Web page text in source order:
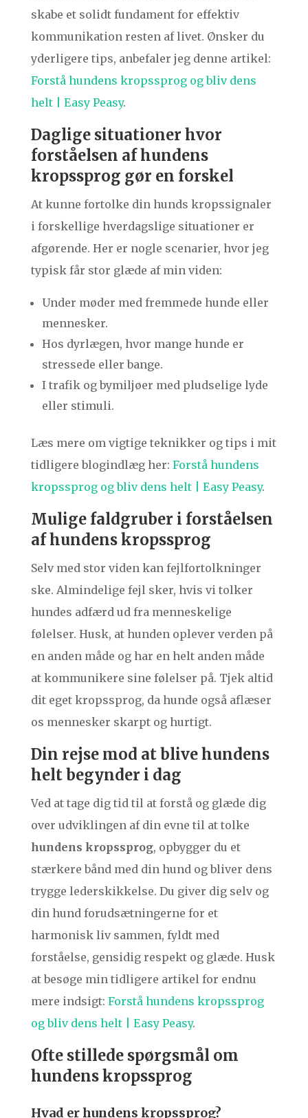
skabe et solidt fundament for effektiv
kommunikation resten af livet. Ønsker du
yderligere tips, anbefaler jeg denne artikel:
Forstå hundens kropssprog og bliv dens
helt | Easy Peasy.
Daglige situationer hvor
forståelsen af hundens
kropssprog gør en forskel
At kunne fortolke din hunds kropssignaler
i forskellige hverdagslige situationer er
afgørende. Her er nogle scenarier, hvor jeg
typisk får stor glæde af min viden:
Under møder med fremmede hunde eller
mennesker.
Hos dyrlægen, hvor mange hunde er
stressede eller bange.
I trafik og bymiljøer med pludselige lyde
eller stimuli.
Læs mere om vigtige teknikker og tips i mit
tidligere blogindlæg her: Forstå hundens
kropssprog og bliv dens helt | Easy Peasy.
Mulige faldgruber i forståelsen
af hundens kropssprog
Selv med stor viden kan fejlfortolkninger
ske. Almindelige fejl sker, hvis vi tolker
hundes adfærd ud fra menneskelige
følelser. Husk, at hunden oplever verden på
en anden måde og har en helt anden måde
at kommunikere sine følelser på. Tjek altid
dit eget kropssprog, da hunde også aflæser
os mennesker skarpt og hurtigt.
Din rejse mod at blive hundens
helt begynder i dag
Ved at tage dig tid til at forstå og glæde dig
over udviklingen af din evne til at tolke
hundens kropssprog, opbygger du et
stærkere bånd med din hund og bliver dens
trygge lederskikkelse. Du giver dig selv og
din hund forudsætningerne for et
harmonisk liv sammen, fyldt med
forståelse, gensidig respekt og glæde. Husk
at besøge min tidligere artikel for endnu
mere indsigt: Forstå hundens kropssprog
og bliv dens helt | Easy Peasy.
Ofte stillede spørgsmål om
hundens kropssprog
Hvad er hundens kropssprog?